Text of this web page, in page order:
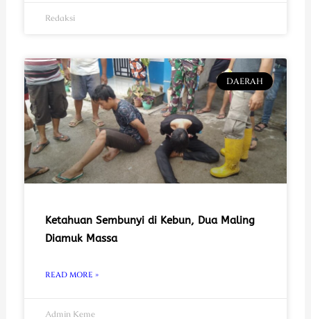
Redaksi
DAERAH
Ketahuan Sembunyi di Kebun, Dua Maling
Diamuk Massa
READ MORE »
Admin Keme